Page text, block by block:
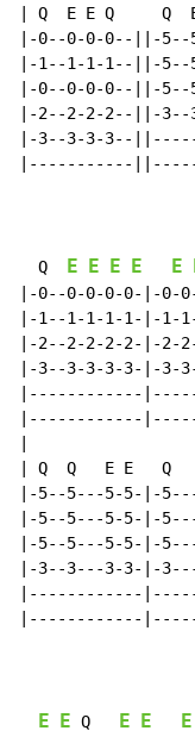
| Q  E E Q     Q
|-0--0-0-0--||-5--
|-1--1-1-1--||-5--
|-0--0-0-0--||-5--
|-2--2-2-2--||-3--
|-3--3-3-3--
|-----------
  Q
E E E E E
|-0--0-0-0-0-|-
|-1--1-1-1-1-|-1-
|-2--2-2-2-2-|-2-
|-3--3-3-3-3-|-3-
|------------
|------------
| Q  Q   E E   Q
|-5--5---5-5-|-
|-5--5---5-5-|-
|-5--5---5-5-|-
|-3--3---3-3-|-
|------------
|------------
E
E Q E E E